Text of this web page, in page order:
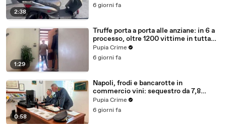
2:38
6 giorni fa
1:29
Truffe porta a porta alle anziane: in 6 a
processo, oltre 1200 vittime in tutta
Italia (30.07.26)
Pupia Crime
6 giorni fa
0:58
Napoli, frodi e bancarotte in
commercio vini: sequestro da 7,8
milioni (30.07.26)
Pupia Crime
6 giorni fa